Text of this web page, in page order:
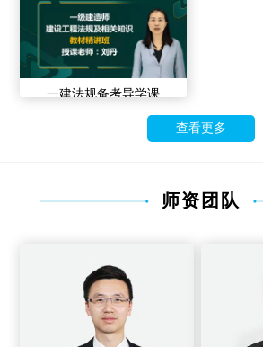
一建法规备考导学课
查看更多
师资团队